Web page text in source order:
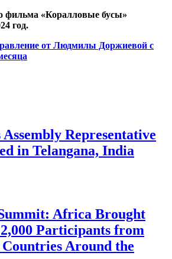
фильма «Коралловые бусы»
год.
от Людмилы Доржиевой с
Representative
in Telangana, India
Africa Brought
Participants from
Around the